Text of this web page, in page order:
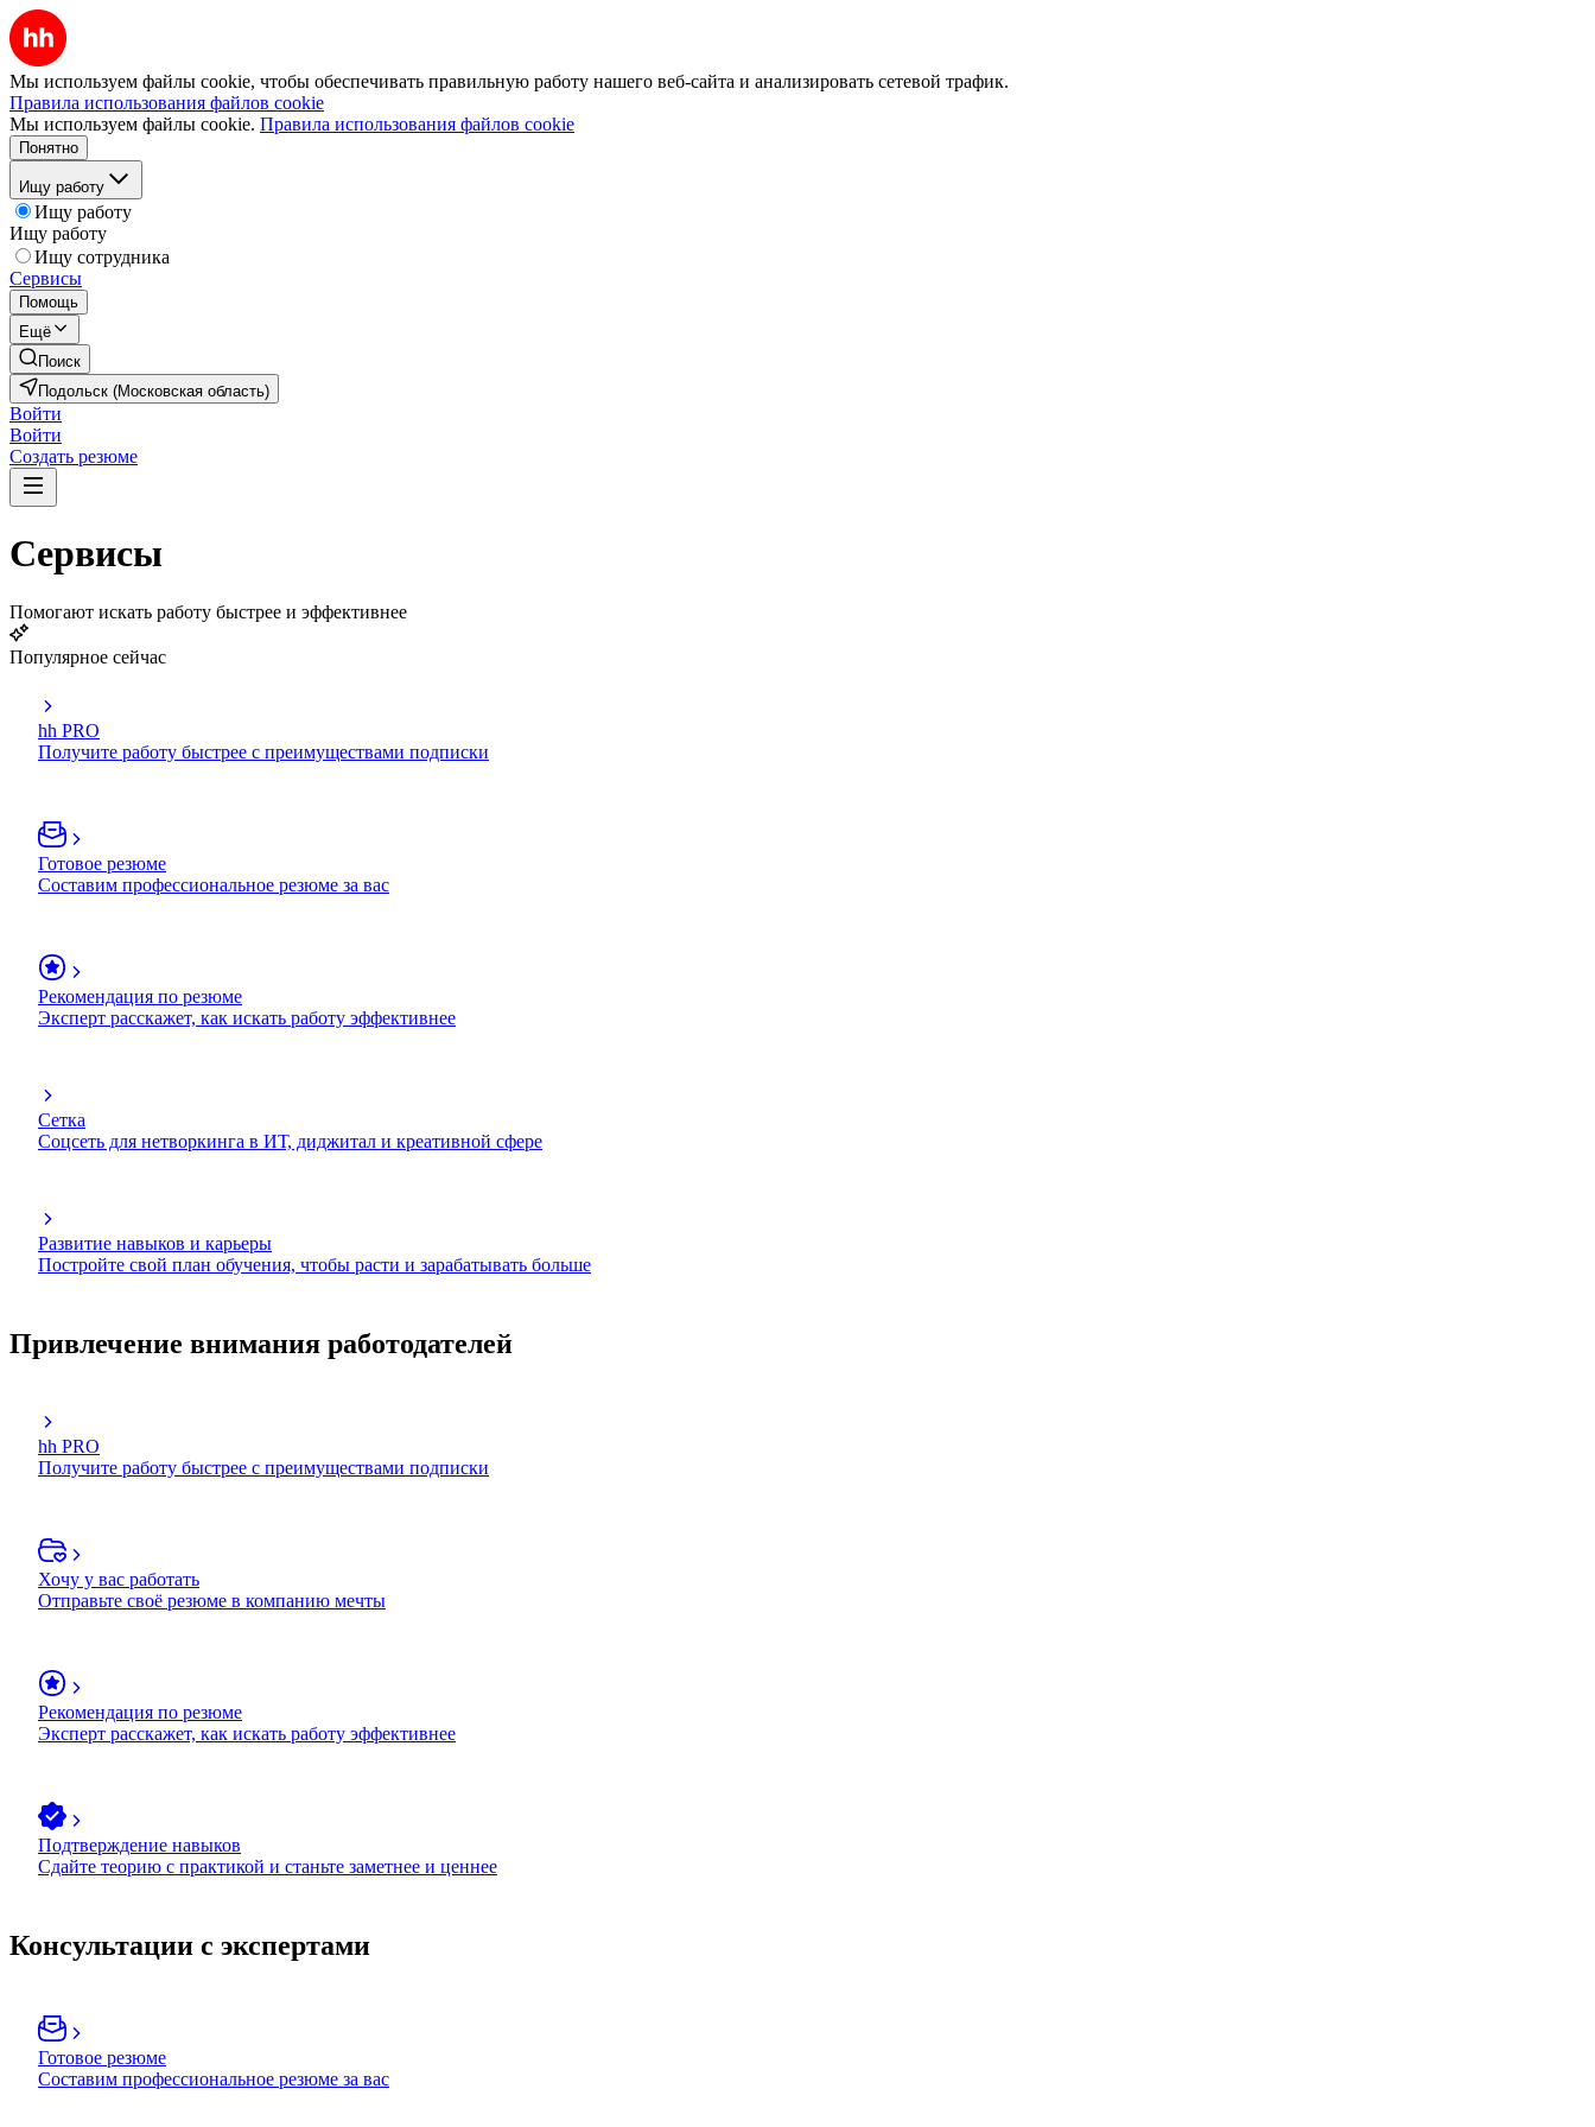
Мы используем файлы cookie, чтобы обеспечивать правильную работу нашего веб-сайта и анализировать сетевой трафик.
Правила использования файлов cookie
Мы используем файлы cookie. Правила использования файлов cookie
Понятно
Ищу работу
Ищу работу
Ищу работу
Ищу сотрудника
Сервисы
Помощь
Ещё
Поиск
Подольск (Московская область)
Войти
Войти
Создать резюме
Сервисы
Помогают искать работу быстрее и эффективнее
Популярное сейчас
hh PRO
Получите работу быстрее с преимуществами подписки
Готовое резюме
Составим профессиональное резюме за вас
Рекомендация по резюме
Эксперт расскажет, как искать работу эффективнее
Сетка
Соцсеть для нетворкинга в ИТ, диджитал и креативной сфере
Развитие навыков и карьеры
Постройте свой план обучения, чтобы расти и зарабатывать больше
Привлечение внимания работодателей
hh PRO
Получите работу быстрее с преимуществами подписки
Хочу у вас работать
Отправьте своё резюме в компанию мечты
Рекомендация по резюме
Эксперт расскажет, как искать работу эффективнее
Подтверждение навыков
Сдайте теорию с практикой и станьте заметнее и ценнее
Консультации с экспертами
Готовое резюме
Составим профессиональное резюме за вас